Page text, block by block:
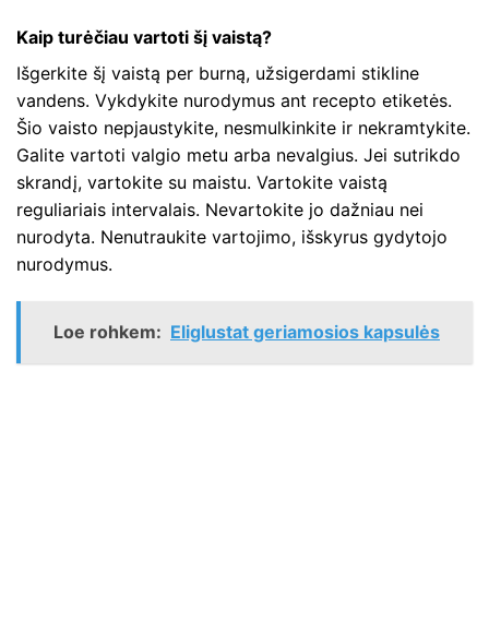
Kaip turėčiau vartoti šį vaistą?
Išgerkite šį vaistą per burną, užsigerdami stikline
vandens. Vykdykite nurodymus ant recepto etiketės.
Šio vaisto nepjaustykite, nesmulkinkite ir nekramtykite.
Galite vartoti valgio metu arba nevalgius. Jei sutrikdo
skrandį, vartokite su maistu. Vartokite vaistą
reguliariais intervalais. Nevartokite jo dažniau nei
nurodyta. Nenutraukite vartojimo, išskyrus gydytojo
nurodymus.
Loe rohkem: Eliglustat geriamosios kapsulės